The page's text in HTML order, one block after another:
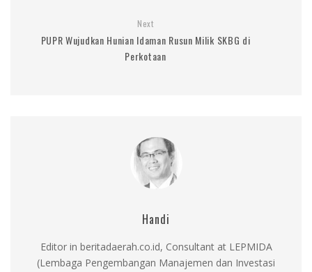
Next
PUPR Wujudkan Hunian Idaman Rusun Milik SKBG di
Perkotaan
Handi
Editor in beritadaerah.co.id, Consultant at LEPMIDA
(Lembaga Pengembangan Manajemen dan Investasi